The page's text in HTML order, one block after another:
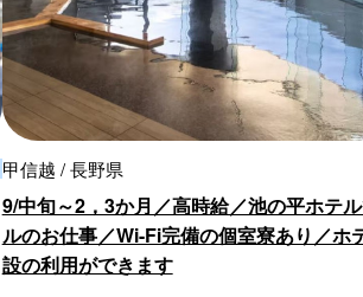
甲信越 / 長野県
9/中旬～2，3か月／高時給／池の平ホテ
ルのお仕事／Wi-Fi完備の個室寮あり／ホ
設の利用ができます